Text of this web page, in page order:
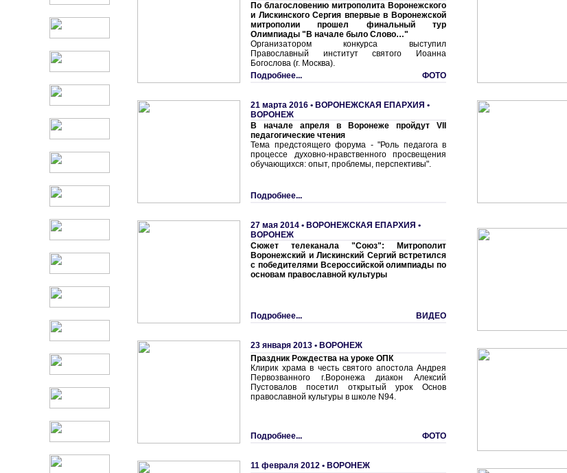
По благословению митрополита Воронежского
и Лискинского Сергия впервые в Воронежской
митрополии прошел финальный тур
Олимпиады "В начале было Слово…"
Организатором конкурса выступил
Православный институт святого Иоанна
Богослова (г. Москва).
Подробнее...
ФОТО
21 марта 2016 • ВОРОНЕЖСКАЯ ЕПАРХИЯ •
ВОРОНЕЖ
В начале апреля в Воронеже пройдут VII
педагогические чтения
Тема предстоящего форума - "Роль педагога в
процессе духовно-нравственного просвещения
обучающихся: опыт, проблемы, перспективы".
Подробнее...
27 мая 2014 • ВОРОНЕЖСКАЯ ЕПАРХИЯ •
ВОРОНЕЖ
Сюжет телеканала "Союз": Митрополит
Воронежский и Лискинский Сергий встретился
с победителями Всероссийской олимпиады по
основам православной культуры
Подробнее... ВИДЕО
23 января 2013 • ВОРОНЕЖ
Праздник Рождества на уроке ОПК
Клирик храма в честь святого апостола Андрея
Первозванного г.Воронежа диакон Алексий
Пустовалов посетил открытый урок Основ
православной культуры в школе N94.
Подробнее... ФОТО
11 февраля 2012 • ВОРОНЕЖ